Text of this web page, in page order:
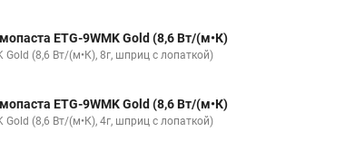
ETG-9WMK Gold (8,6 Вт/(м•К)
Gold (8,6 Вт/(м•К), 8г, шприц с лопаткой)
ETG-9WMK Gold (8,6 Вт/(м•К)
Gold (8,6 Вт/(м•К), 4г, шприц с лопаткой)